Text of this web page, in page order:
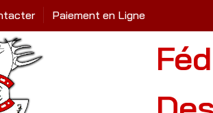
Paiement en Ligne